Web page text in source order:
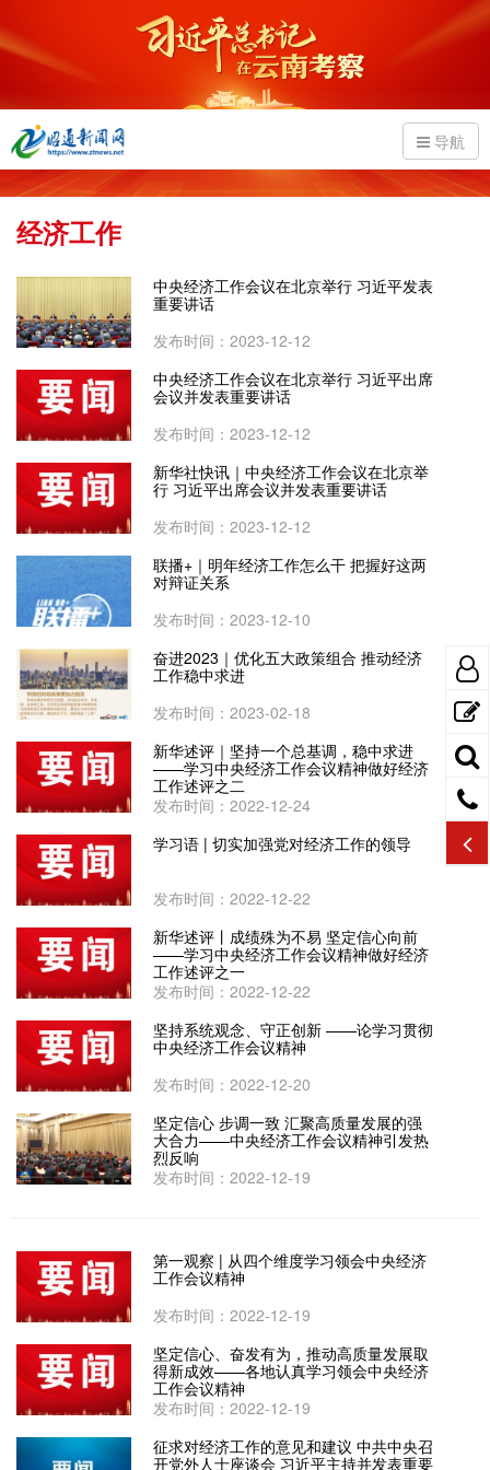
导航
经济工作
中央经济工作会议在北京举行 习近平发表
重要讲话
发布时间：2023-12-12
中央经济工作会议在北京举行 习近平出席
会议并发表重要讲话
发布时间：2023-12-12
新华社快讯｜中央经济工作会议在北京举
行 习近平出席会议并发表重要讲话
发布时间：2023-12-12
联播+｜明年经济工作怎么干 把握好这两
对辩证关系
发布时间：2023-12-10
奋进2023｜优化五大政策组合 推动经济
工作稳中求进
发布时间：2023-02-18
新华述评｜坚持一个总基调，稳中求进
——学习中央经济工作会议精神做好经济
工作述评之二
发布时间：2022-12-24
学习语 | 切实加强党对经济工作的领导
发布时间：2022-12-22
新华述评丨成绩殊为不易 坚定信心向前
——学习中央经济工作会议精神做好经济
工作述评之一
发布时间：2022-12-22
坚持系统观念、守正创新 ——论学习贯彻
中央经济工作会议精神
发布时间：2022-12-20
坚定信心 步调一致 汇聚高质量发展的强
大合力——中央经济工作会议精神引发热
烈反响
发布时间：2022-12-19
第一观察 | 从四个维度学习领会中央经济
工作会议精神
发布时间：2022-12-19
坚定信心、奋发有为，推动高质量发展取
得新成效——各地认真学习领会中央经济
工作会议精神
发布时间：2022-12-19
征求对经济工作的意见和建议 中共中央召
开党外人士座谈会 习近平主持并发表重要